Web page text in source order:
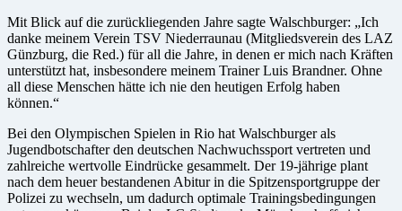
Mit Blick auf die zurückliegenden Jahre sagte Walschburger: „Ich
danke meinem Verein TSV Niederraunau (Mitgliedsverein des LAZ
Günzburg, die Red.) für all die Jahre, in denen er mich nach Kräften
unterstützt hat, insbesondere meinem Trainer Luis Brandner. Ohne
all diese Menschen hätte ich nie den heutigen Erfolg haben
können.“
Bei den Olympischen Spielen in Rio hat Walschburger als
Jugendbotschafter den deutschen Nachwuchssport vertreten und
zahlreiche wertvolle Eindrücke gesammelt. Der 19-jährige plant
nach dem heuer bestandenen Abitur in die Spitzensportgruppe der
Polizei zu wechseln, um dadurch optimale Trainingsbedingungen